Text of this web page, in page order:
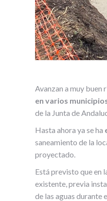
Avanzan a muy
en varios
de la Junta de
Hasta ahora ya se ha
saneamiento de la
proyectado.
Está previsto que en
existente, previa
de las aguas durante